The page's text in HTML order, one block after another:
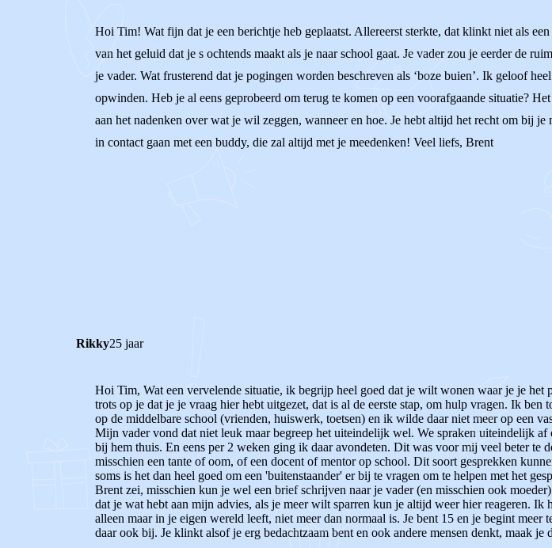
Hoi Tim! Wat fijn dat je een berichtje heb geplaatst. Allereerst sterkte, dat klinkt niet als
van het geluid dat je s ochtends maakt als je naar school gaat. Je vader zou je eerder de
je vader. Wat frusterend dat je pogingen worden beschreven als ‘boze buien’. Ik geloof
opwinden. Heb je al eens geprobeerd om terug te komen op een voorafgaande situatie?
aan het nadenken over wat je wil zeggen, wanneer en hoe. Je hebt altijd het recht om bij
in contact gaan met een buddy, die zal altijd met je meedenken! Veel liefs, Brent
Rikky25 jaar
Hoi Tim, Wat een vervelende situatie, ik begrijp heel goed dat je wilt wonen waar je je
trots op je dat je je vraag hier hebt uitgezet, dat is al de eerste stap, om hulp vragen. Ik ben
op de middelbare school (vrienden, huiswerk, toetsen) en ik wilde daar niet meer op een
Mijn vader vond dat niet leuk maar begreep het uiteindelijk wel. We spraken uiteindelijk
bij hem thuis. En eens per 2 weken ging ik daar avondeten. Dit was voor mij veel beter te
misschien een tante of oom, of een docent of mentor op school. Dit soort gesprekken
soms is het dan heel goed om een 'buitenstaander' er bij te vragen om te helpen met het
Brent zei, misschien kun je wel een brief schrijven naar je vader (en misschien ook
dat je wat hebt aan mijn advies, als je meer wilt sparren kun je altijd weer hier reageren.
alleen maar in je eigen wereld leeft, niet meer dan normaal is. Je bent 15 en je begint
daar ook bij. Je klinkt alsof je erg bedachtzaam bent en ook andere mensen denkt, maak